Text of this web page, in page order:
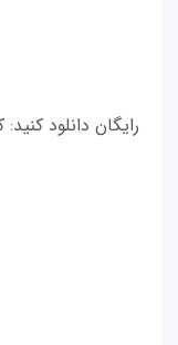
رایگان دانلود